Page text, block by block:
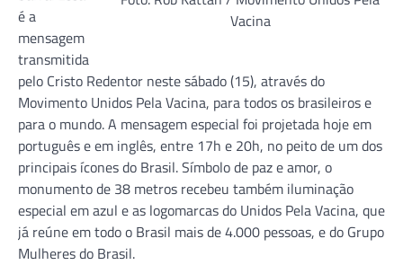
Vacina
é a
mensagem
transmitida
pelo Cristo Redentor neste sábado (15), através do
Movimento Unidos Pela Vacina, para todos os brasileiros e
para o mundo. A mensagem especial foi projetada hoje em
português e em inglês, entre 17h e 20h, no peito de um dos
principais ícones do Brasil. Símbolo de paz e amor, o
monumento de 38 metros recebeu também iluminação
especial em azul e as logomarcas do Unidos Pela Vacina, que
já reúne em todo o Brasil mais de 4.000 pessoas, e do Grupo
Mulheres do Brasil.